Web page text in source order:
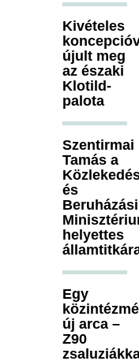
Kivételes
újult meg
az északi
Klotild-
palota
Szentirmai
Tamás a
és
Beruházási
helyettes
Egy
új arca –
Z90